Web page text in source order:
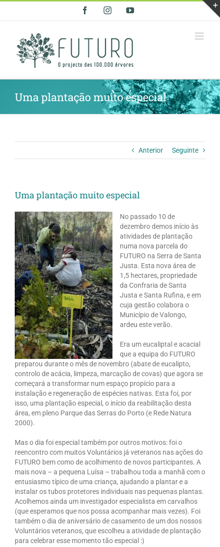
FacebookInstagramYouTube
Uma plantação muito especial
Anterior Seguinte
Uma plantação muito especial
No passado 10 de
dezembro demos início às
atividades de plantação
numa nova parcela do
FUTURO na Serra de Santa
Justa. Esta nova área de
1,5 hectares, propriedade
da Confraria de Santa
Justa e Santa Rufina, e em
cuja gestão colabora o
Município de Valongo,
ardeu este verão.
Era um eucaliptal e acacial
que a equipa do FUTURO
preparou durante o mês de novembro (abate de eucalipto,
controlo de acácia, limpeza, marcação de covas) que agora se
começará a transformar num espaço propício para a
instalação e regeneração de espécies nativas. Esta foi, por
isso, uma plantação especial, o início da reabilitação desta
área, em pleno Parque das Serras do Porto (e Rede Natura
2000).
Mas o dia foi especial também por outros motivos: foi o
reencontro com muitos Voluntários já veteranos nas ações do
FUTURO bem como de acolhimento de novos participantes. A
mais nova – a pequena Luísa – trabalhou toda a manhã com o
entusiasmo típico de uma criança, ajudando a plantar e a
instalar os tubos protetores individuais nas pequenas plantas.
Acolhemos ainda um investigador especialista em carvalhos
(que esperamos que nos possa acompanhar mais vezes). Foi
também o dia de aniversário de casamento de um dos nossos
Voluntários veteranos, que escolheu a atividade de plantação
para celebrar esse momento tão especial :)